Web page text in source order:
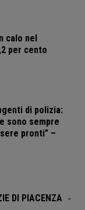
calo nel
per cento
di polizia:
sono sempre
pronti” –
DI PIACENZA